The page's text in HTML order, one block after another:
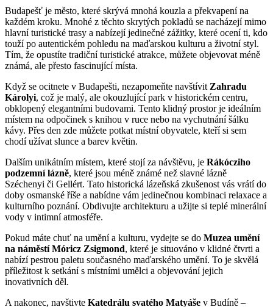
Budapešť je město, které skrývá mnohá kouzla a překvapení na
každém kroku. Mnohé z těchto skrytých pokladů se nacházejí mimo
hlavní turistické trasy a nabízejí jedinečné zážitky, které ocení ti, kdo
touží po autentickém pohledu na maďarskou kulturu a životní styl.
Tím, že opustíte tradiční turistické atrakce, můžete objevovat méně
známá, ale přesto fascinující místa.
Když se ocitnete v Budapešti, nezapomeňte navštívit Zahradu
Károlyi, což je malý, ale okouzlující park v historickém centru,
obklopený elegantními budovami. Tento klidný prostor je ideálním
místem na odpočinek s knihou v ruce nebo na vychutnání šálku
kávy. Přes den zde můžete potkat místní obyvatele, kteří si sem
chodí užívat slunce a barev květin.
Dalším unikátním místem, které stojí za návštěvu, je Rákócziho
podzemní lázně, které jsou méně známé než slavné lázně
Széchenyi či Gellért. Tato historická lázeňská zkušenost vás vrátí do
doby osmanské říše a nabídne vám jedinečnou kombinaci relaxace a
kulturního poznání. Obdivujte architekturu a užijte si teplé minerální
vody v intimní atmosféře.
Pokud máte chuť na umění a kulturu, vydejte se do Muzea umění
na náměstí Móricz Zsigmond, které je situováno v klidné čtvrti a
nabízí pestrou paletu současného maďarského umění. To je skvělá
příležitost k setkání s místními umělci a objevování jejich
inovativních děl.
A nakonec, navštivte Katedrálu svatého Matyáše v Budíně –